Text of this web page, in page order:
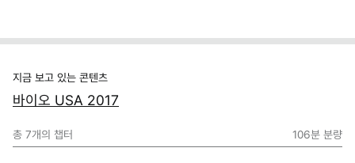
지금 보고 있는 콘텐츠
바이오 USA 2017
총 7개의 챕터 106분 분량